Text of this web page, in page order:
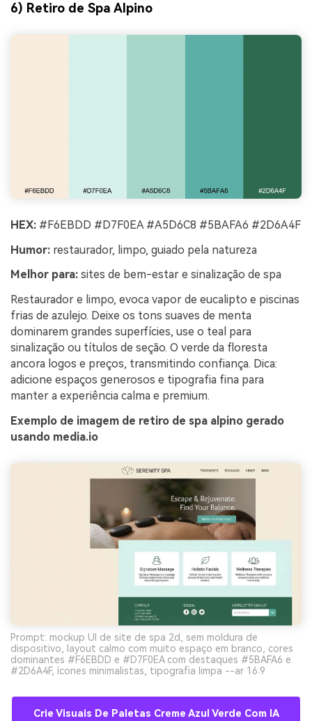
6) Retiro de Spa Alpino
HEX: #F6EBDD #D7F0EA #A5D6C8 #5BAFA6 #2D6A4F
Humor: restaurador, limpo, guiado pela natureza
Melhor para: sites de bem-estar e sinalização de spa
Restaurador e limpo, evoca vapor de eucalipto e piscinas
frias de azulejo. Deixe os tons suaves de menta
dominarem grandes superfícies, use o teal para
sinalização ou títulos de seção. O verde da floresta
ancora logos e preços, transmitindo confiança. Dica:
adicione espaços generosos e tipografia fina para
manter a experiência calma e premium.
Exemplo de imagem de retiro de spa alpino gerado
usando media.io
Prompt: mockup UI de site de spa 2d, sem moldura de
dispositivo, layout calmo com muito espaço em branco, cores
dominantes #F6EBDD e #D7F0EA com destaques #5BAFA6 e
#2D6A4F, ícones minimalistas, tipografia limpa --ar 16:9
Crie Visuais De Paletas Creme Azul Verde Com IA